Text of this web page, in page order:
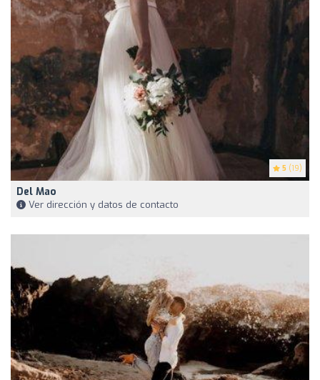
5 (19)
Del Mao
Ver dirección y datos de contacto